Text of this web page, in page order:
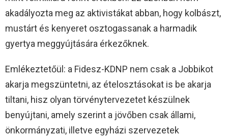
akadályozta meg az aktivistákat abban, hogy kolbászt,
mustárt és kenyeret osztogassanak a harmadik
gyertya meggyújtására érkezőknek.
Emlékeztetőül: a Fidesz-KDNP nem csak a Jobbikot
akarja megszüntetni, az ételosztásokat is be akarja
tiltani, hisz olyan törvénytervezetet készülnek
benyújtani, amely szerint a jövőben csak állami,
önkormányzati, illetve egyházi szervezetek